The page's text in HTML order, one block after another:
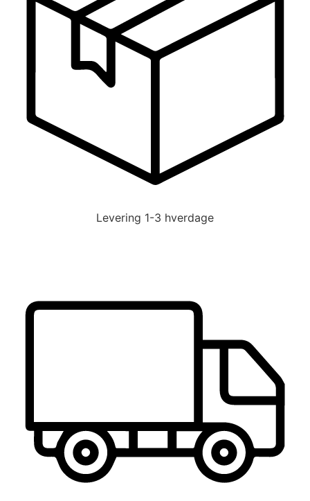
Levering 1-3 hverdage